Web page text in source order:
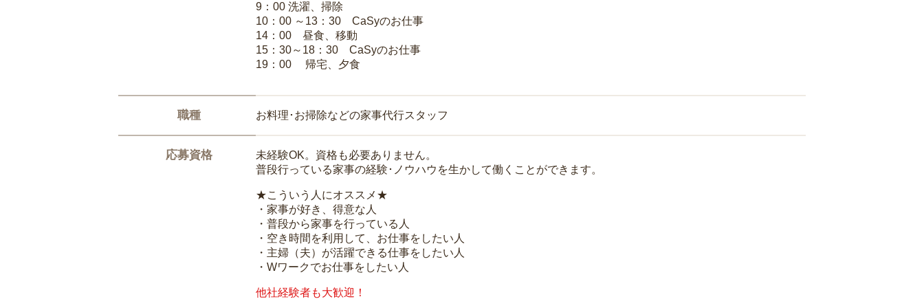
9：00 洗濯、掃除
10：00 ～13：30 CaSyのお仕事
14：00 昼食、移動
15：30～18：30 CaSyのお仕事
19：00 帰宅、夕食
職種 お料理･お掃除などの家事代行スタッフ
応募資格
未経験OK。資格も必要ありません。
普段行っている家事の経験･ノウハウを生かして働くことができます。
★こういう人にオススメ★
・家事が好き、得意な人
・普段から家事を行っている人
・空き時間を利用して、お仕事をしたい人
・主婦（夫）が活躍できる仕事をしたい人
・Wワークでお仕事をしたい人
他社経験者も大歓迎！